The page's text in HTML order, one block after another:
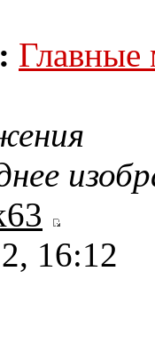
Главные
16:12